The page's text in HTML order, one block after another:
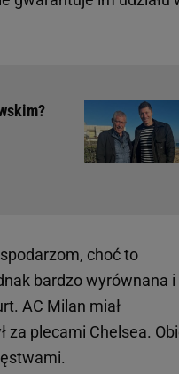
choć to
bardzo wyrównana i
AC Milan miał
za plecami Chelsea.